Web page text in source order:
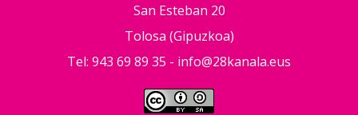
San Esteban 20
Tolosa (Gipuzkoa)
Tel: 943 69 89 35 - info@28kanala.eus